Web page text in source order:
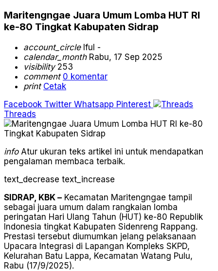
Maritengngae Juara Umum Lomba HUT RI
ke-80 Tingkat Kabupaten Sidrap
account_circleIful -
calendar_monthRabu, 17 Sep 2025
visibility253
comment 0 komentar
print Cetak
Facebook Twitter Whatsapp Pinterest
Threads
infoAtur ukuran teks artikel ini untuk mendapatkan
pengalaman membaca terbaik.
text_decrease text_increase
SIDRAP, KBK – Kecamatan Maritengngae tampil
sebagai juara umum dalam rangkaian lomba
peringatan Hari Ulang Tahun (HUT) ke-80 Republik
Indonesia tingkat Kabupaten Sidenreng Rappang.
Prestasi tersebut diumumkan jelang pelaksanaan
Upacara Integrasi di Lapangan Kompleks SKPD,
Kelurahan Batu Lappa, Kecamatan Watang Pulu,
Rabu (17/9/2025).